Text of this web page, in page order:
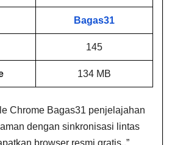
Bagas31
145
134 MB
Chrome Bagas31 penjelajahan
dengan sinkronisasi lintas